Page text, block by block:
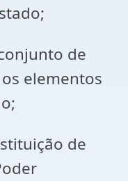
de
elementos
de